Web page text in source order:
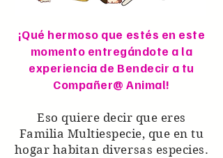
¡Qué hermoso que estés en este
momento entregándote a la
experiencia de Bendecir a tu
Compañer@ Animal!
Eso quiere decir que eres
Familia Multiespecie, que en tu
hogar habitan diversas especies.